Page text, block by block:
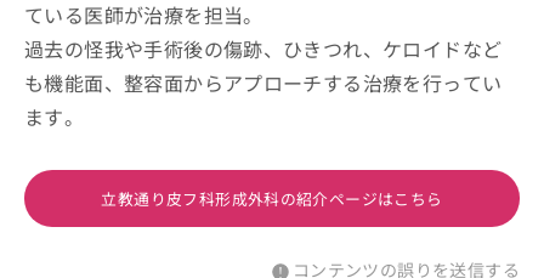
ている医師が治療を担当。
過去の怪我や手術後の傷跡、ひきつれ、ケロイドなど
も機能面、整容面からアプローチする治療を行ってい
ます。
立教通り皮フ科形成外科の紹介ページはこちら
コンテンツの誤りを送信する